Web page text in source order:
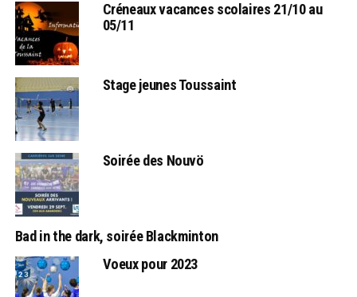
Créneaux vacances scolaires 21/10 au
05/11
Stage jeunes Toussaint
Soirée des Nouvö
Bad in the dark, soirée Blackminton
Voeux pour 2023